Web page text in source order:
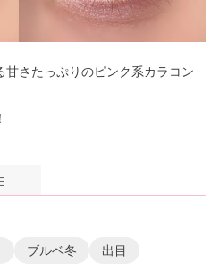
さたっぷりのピンク系カラコン
ブルベ冬 出目